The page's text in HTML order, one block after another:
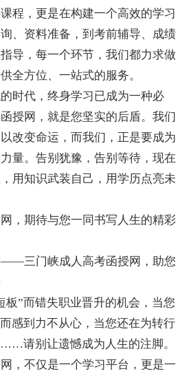
程，更是在构建一个高效的学习
、资料准备，到考前辅导、成绩
导，每一个环节，我们都力求做
全方位、一站式的服务。
时代，终身学习已成为一种必
授网，就是您坚实的后盾。我们
改变命运，而我们，正是要成为
量。告别犹豫，告别等待，现在
用知识武装自己，用学历点亮未
，期待与您一同书写人生的精彩
三门峡成人高考函授网，助您
板”而错失职业晋升的机会，当您
感到力不从心，当您还在为转行
请别让遗憾成为人生的注脚。
，不仅是一个学习平台，更是一